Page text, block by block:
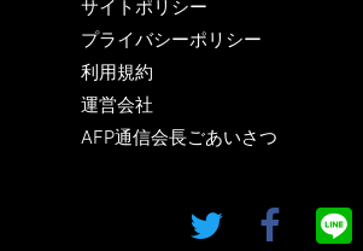
サイトポリシー
プライバシーポリシー
利用規約
運営会社
AFP通信会長ごあいさつ